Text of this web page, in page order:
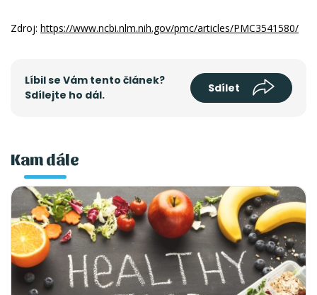
Zdroj: https://www.ncbi.nlm.nih.gov/pmc/articles/PMC3541580/
Líbil se Vám tento článek?
Sdílejte ho dál.
Sdílet
Kam dále